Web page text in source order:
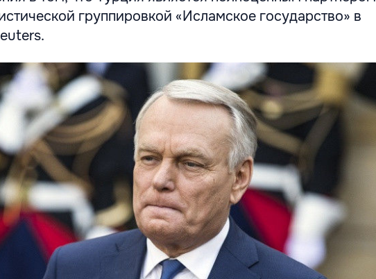
группировкой «Исламское государство» в